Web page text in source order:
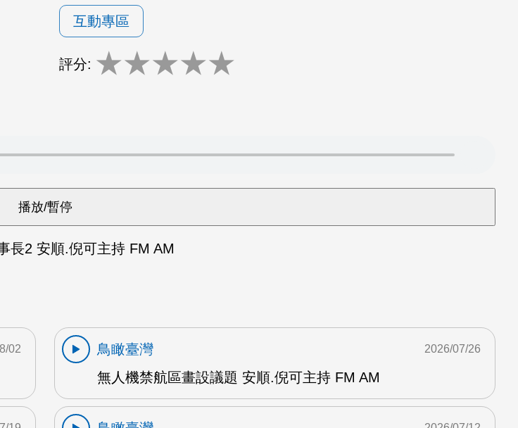
互動專區
評分: ★★★★★
長2 安順.倪可主持 FM AM
02
鳥瞰臺灣
無人機禁航區畫設議題 安順.倪可主持 FM AM
2026/07/26